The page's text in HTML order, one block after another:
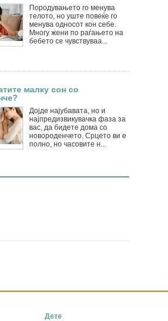
Породувањето го менува
телото, но уште повеќе го
менува односот кон себе.
Многу жени по раѓањето на
бебето се чувствуваа...
малку сон со
Дојде најубавата, но и
најпредизвикувачка фаза за
вас, да бидете дома со
новороденчето. Срцето ви е
полно, но часовите н...
Дете